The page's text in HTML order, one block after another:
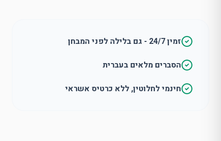
זמין 24/7 - גם בלילה לפני המבחן
הסברים מלאים בעברית
חינמי לחלוטין, ללא כרטיס אשראי